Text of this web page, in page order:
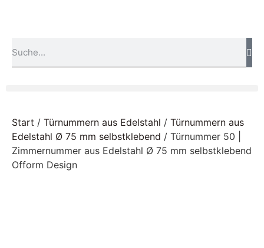
Start / Türnummern aus Edelstahl / Türnummern aus
Edelstahl Ø 75 mm selbstklebend / Türnummer 50 |
Zimmernummer aus Edelstahl Ø 75 mm selbstklebend
Ofform Design